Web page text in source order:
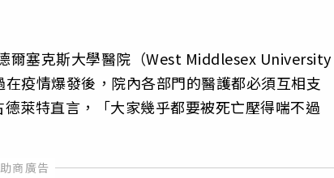
爾塞克斯大學醫院（West Middlesex University
疫情爆發後，院內各部門的醫護都必須互相支
萊特直言，「大家幾乎都要被死亡壓得喘不過